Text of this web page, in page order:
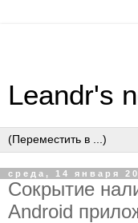
Leandr's
среда, 14 января
Сокрытие
Android